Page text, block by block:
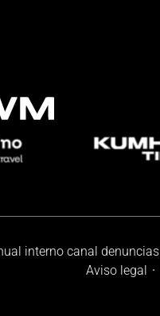
interno canal denuncias
Aviso legal